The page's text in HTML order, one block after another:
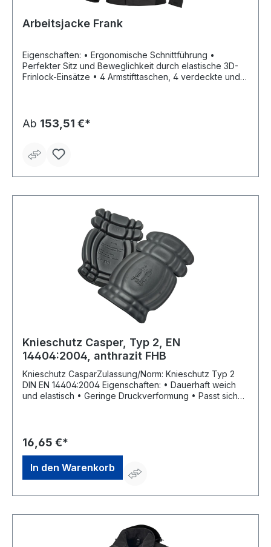
Arbeitsjacke Frank
Eigenschaften: • Ergonomische Schnittführung •
Perfekter Sitz und Beweglichkeit durch elastische 3D-
Frinlock-Einsätze • 4 Armstifttaschen, 4 verdeckte und
Material: 50% Baumwolle,50 % Polyester, 250 g/m²
Ab 153,51 €*
Knieschutz Casper, Typ 2, EN
14404:2004, anthrazit FHB
Knieschutz CasparZulassung/Norm: Knieschutz Typ 2
DIN EN 14404:2004 Eigenschaften: • Dauerhaft weich
und elastisch • Geringe Druckverformung • Passt sich
anthrazitHersteller: FHB original GmbH & Co. KG,
Blankenfohrweg 7-9, 32139 Spenge, DE,
+49522587640, vertrieb@fhb.de
16,65 €*
In den Warenkorb